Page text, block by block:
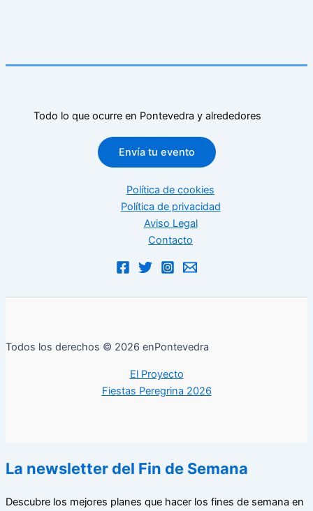
Todo lo que ocurre en Pontevedra y alrededores
Envía tu evento
Política de cookies
Política de privacidad
Aviso Legal
Contacto
Todos los derechos © 2026 enPontevedra
El Proyecto
Fiestas Peregrina 2026
La newsletter del Fin de Semana
Descubre los mejores planes que hacer los fines de semana en